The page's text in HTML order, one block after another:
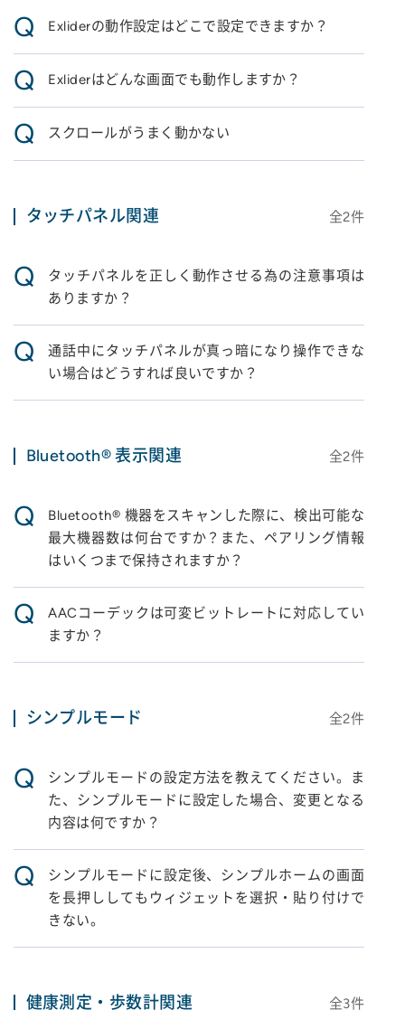
Q Exliderの動作設定はどこで設定できますか？
Q Exliderはどんな画面でも動作しますか？
Q スクロールがうまく動かない
タッチパネル関連 全2件
Q
タッチパネルを正しく動作させる為の注意事項は
ありますか？
Q
通話中にタッチパネルが真っ暗になり操作できな
い場合はどうすれば良いですか？
Bluetooth® 表示関連 全2件
Q
Bluetooth® 機器をスキャンした際に、検出可能な
最大機器数は何台ですか？また、ペアリング情報
はいくつまで保持されますか？
Q
AACコーデックは可変ビットレートに対応してい
ますか？
シンプルモード 全2件
Q
シンプルモードの設定方法を教えてください。ま
た、シンプルモードに設定した場合、変更となる
内容は何ですか？
Q
シンプルモードに設定後、シンプルホームの画面
を長押ししてもウィジェットを選択・貼り付けで
きない。
健康測定・歩数計関連 全3件